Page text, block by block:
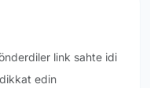
link sahte idi
edin